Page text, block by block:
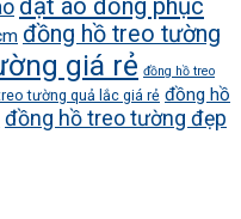
đặt áo đồng phục
đồng hồ treo tường
giá rẻ đồng hồ treo
tường quả lắc giá rẻ đồng hồ
đồng hồ treo tường đẹp